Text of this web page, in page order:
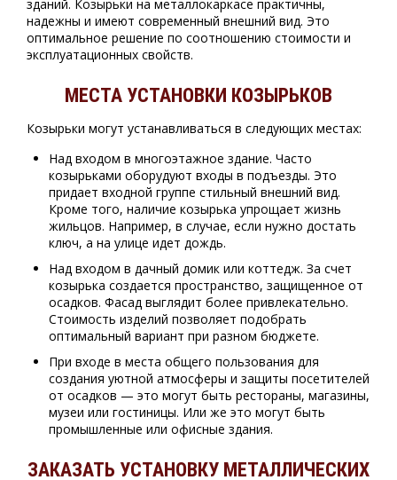
зданий. Козырьки на металлокаркасе практичны,
надежны и имеют современный внешний вид. Это
оптимальное решение по соотношению стоимости и
эксплуатационных свойств.
МЕСТА УСТАНОВКИ КОЗЫРЬКОВ
Козырьки могут устанавливаться в следующих местах:
Над входом в многоэтажное здание. Часто
козырьками оборудуют входы в подъезды. Это
придает входной группе стильный внешний вид.
Кроме того, наличие козырька упрощает жизнь
жильцов. Например, в случае, если нужно достать
ключ, а на улице идет дождь.
Над входом в дачный домик или коттедж. За счет
козырька создается пространство, защищенное от
осадков. Фасад выглядит более привлекательно.
Стоимость изделий позволяет подобрать
оптимальный вариант при разном бюджете.
При входе в места общего пользования для
создания уютной атмосферы и защиты посетителей
от осадков — это могут быть рестораны, магазины,
музеи или гостиницы. Или же это могут быть
промышленные или офисные здания.
ЗАКАЗАТЬ УСТАНОВКУ МЕТАЛЛИЧЕСКИХ